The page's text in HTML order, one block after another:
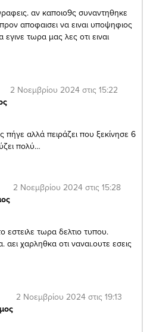
αν καποιο9ς συναντηθηκε
αποφαισει να ειναι υποψηφιος
εγινε τωρα μας λες οτι ειναι
2 Νοεμβρίου 2024 στις 15:22
αλλά πειράζει που ξεκίνησε 6
πολύ…
2 Νοεμβρίου 2024 στις 15:28
εστειλε τωρα δελτιο τυπου.
χαρληθκα οτι ναναι.ουτε εσεις
2 Νοεμβρίου 2024 στις 19:13